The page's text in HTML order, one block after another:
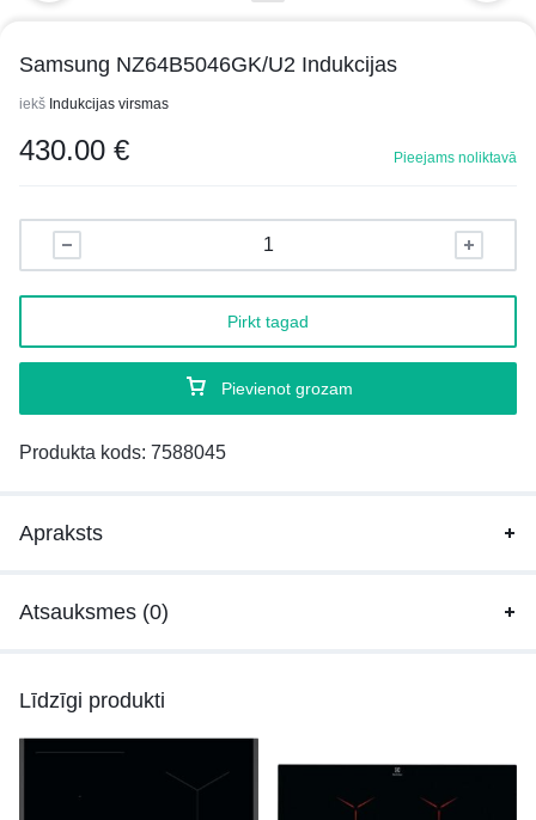
Samsung NZ64B5046GK/U2 Indukcijas
iekš Indukcijas virsmas
430.00 € Pieejams noliktavā
Pievienot grozam
Pirkt tagad
Produkta kods: 7588045
Apraksts
Atsauksmes (0)
Līdzīgi produkti